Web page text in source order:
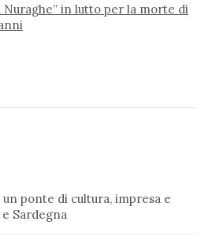
Nuraghe” in lutto per la morte di
ponte di cultura, impresa e
Sardegna